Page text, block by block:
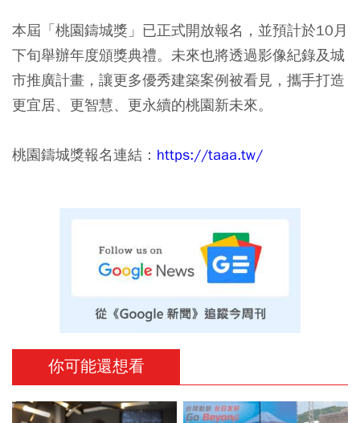
本屆「桃園鑄城獎」已正式開放報名，並預計於10月
下旬舉辦年度頒獎典禮。未來也將透過影像紀錄及城
市推廣計畫，讓更多優秀建築案例被看見，攜手打造
更宜居、更智慧、更永續的桃園新未來。
桃園鑄城獎報名連結： https://taaa.tw/
你可能還想看